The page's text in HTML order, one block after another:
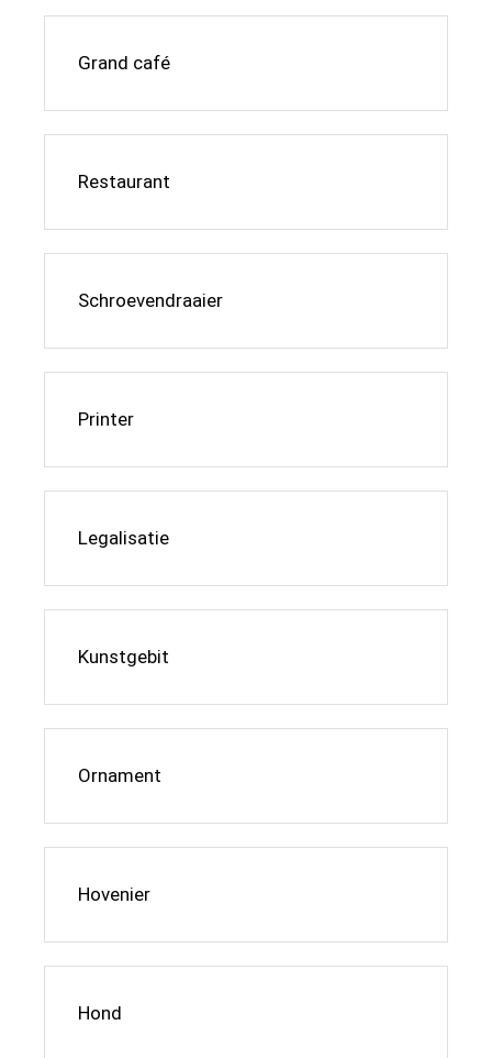
Grand café
Restaurant
Schroevendraaier
Printer
Legalisatie
Kunstgebit
Ornament
Hovenier
Hond